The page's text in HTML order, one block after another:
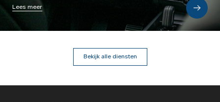
Lees meer
Bekijk alle diensten